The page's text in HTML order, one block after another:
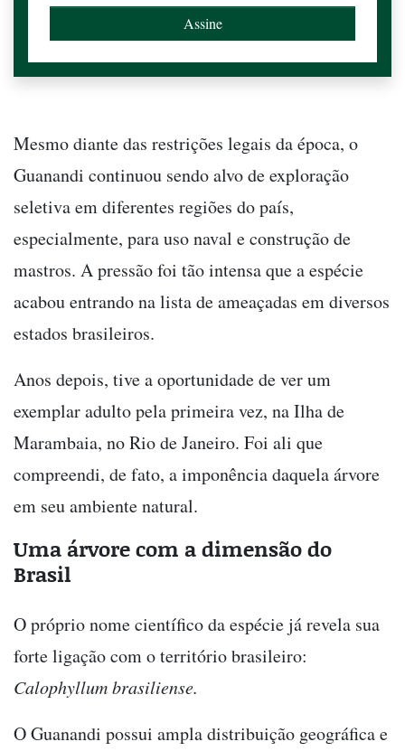
Mesmo diante das restrições legais da época, o
Guanandi continuou sendo alvo de exploração
seletiva em diferentes regiões do país,
especialmente, para uso naval e construção de
mastros. A pressão foi tão intensa que a espécie
acabou entrando na lista de ameaçadas em diversos
estados brasileiros.
Anos depois, tive a oportunidade de ver um
exemplar adulto pela primeira vez, na Ilha de
Marambaia, no Rio de Janeiro. Foi ali que
compreendi, de fato, a imponência daquela árvore
em seu ambiente natural.
Uma árvore com a dimensão do
Brasil
O próprio nome científico da espécie já revela sua
forte ligação com o território brasileiro:
Calophyllum brasiliense.
O Guanandi possui ampla distribuição geográfica e